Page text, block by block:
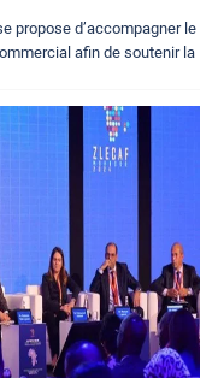
propose d’accompagner le
afin de soutenir la